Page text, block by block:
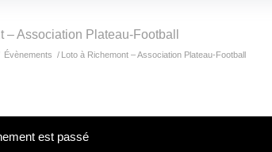
– Association Plateau-Football
Évènements / Loto à Richemont – Association Plateau-Football
est passé